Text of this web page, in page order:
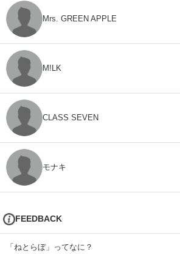
Mrs. GREEN APPLE
M!LK
CLASS SEVEN
モナキ
FEEDBACK
「ねとらぼ」ってなに？